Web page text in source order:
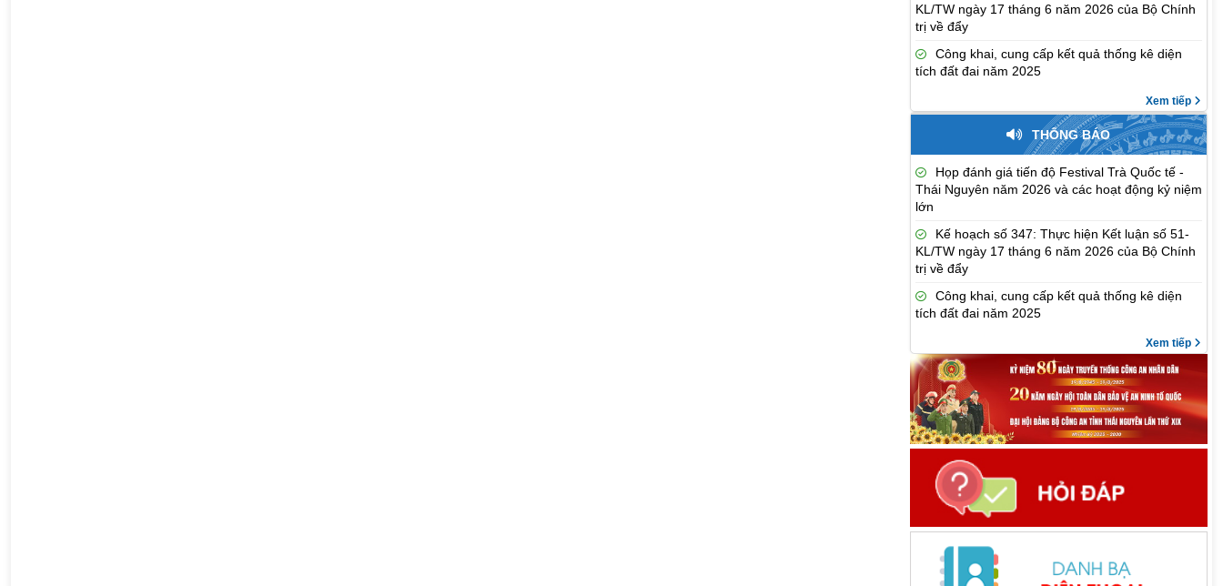
KL/TW ngày 17 tháng 6 năm 2026 của Bộ Chính
trị về đẩy
Công khai, cung cấp kết quả thống kê diện
tích đất đai năm 2025
Xem tiếp
THÔNG BÁO
Họp đánh giá tiến độ Festival Trà Quốc tế -
Thái Nguyên năm 2026 và các hoạt động kỷ niệm
lớn
Kế hoạch số 347: Thực hiện Kết luận số 51-
KL/TW ngày 17 tháng 6 năm 2026 của Bộ Chính
trị về đẩy
Công khai, cung cấp kết quả thống kê diện
tích đất đai năm 2025
Xem tiếp